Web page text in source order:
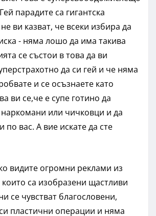
парадите са гигантска
ви казват, че всеки избира да
- няма лошо да има такива
се състои в това да ви
да си гей и че няма
и се осъзнаете като
ви се,че е супе готино да
или чичковци и да
по вас. А вие искате да сте
видите огромни реклами из
които са изобразени щастливи
се чувстват благословени,
пластични операции и няма